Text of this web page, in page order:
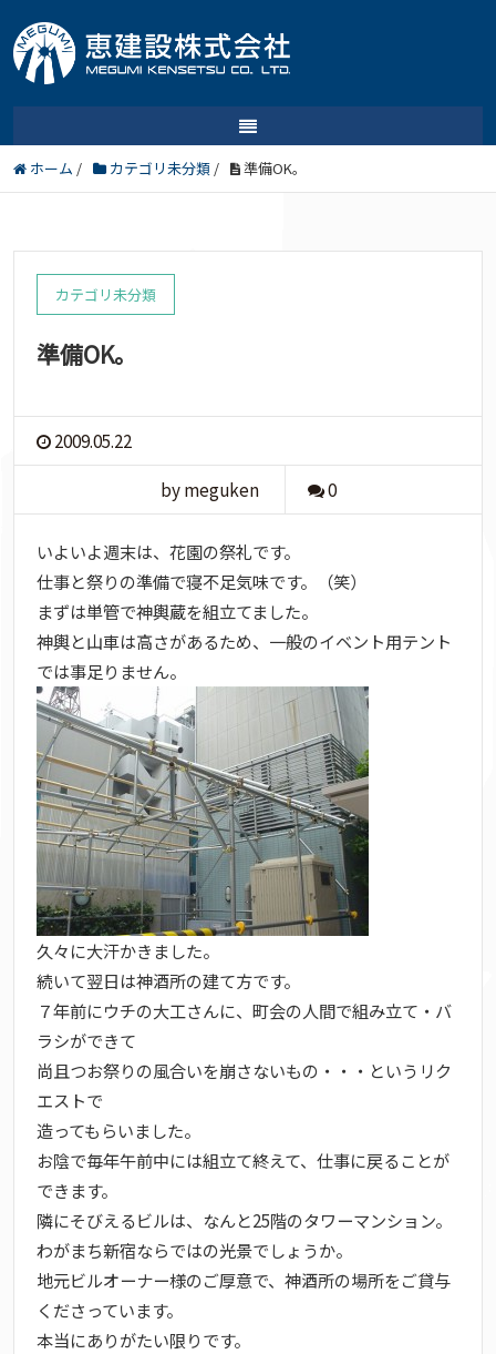
ホーム / カテゴリ未分類 / 準備OK。
カテゴリ未分類
準備OK。
2009.05.22
by meguken
0
いよいよ週末は、花園の祭礼です。
仕事と祭りの準備で寝不足気味です。（笑）
まずは単管で神輿蔵を組立てました。
神輿と山車は高さがあるため、一般のイベント用テント
では事足りません。
久々に大汗かきました。
続いて翌日は神酒所の建て方です。
７年前にウチの大工さんに、町会の人間で組み立て・バ
ラシができて
尚且つお祭りの風合いを崩さないもの・・・というリク
エストで
造ってもらいました。
お陰で毎年午前中には組立て終えて、仕事に戻ることが
できます。
隣にそびえるビルは、なんと25階のタワーマンション。
わがまち新宿ならではの光景でしょうか。
地元ビルオーナー様のご厚意で、神酒所の場所をご貸与
くださっています。
本当にありがたい限りです。